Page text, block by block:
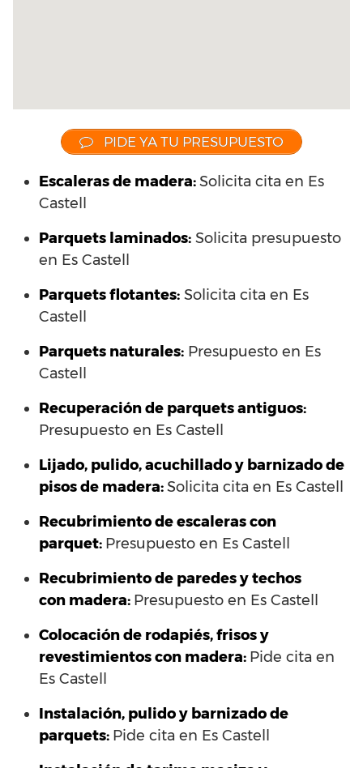
PIDE YA TU PRESUPUESTO
Escaleras de madera:Solicita cita en Es
Castell
Parquets laminados: Solicita presupuesto
en Es Castell
Parquets flotantes: Solicita cita en Es
Castell
Parquets naturales: Presupuesto en Es
Castell
Recuperación de parquets antiguos:
Presupuesto en Es Castell
Lijado, pulido, acuchillado y barnizado de
pisos de madera:Solicita cita en Es Castell
Recubrimiento de escaleras con
parquet: Presupuesto en Es Castell
Recubrimiento de paredes y techos
con madera: Presupuesto en Es Castell
Colocación de rodapiés, frisos y
revestimientos con madera: Pide cita en
Es Castell
Instalación, pulido y barnizado de
parquets: Pide cita en Es Castell